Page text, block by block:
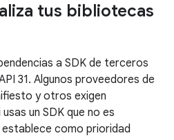
tus bibliotecas
a SDK de terceros
31. Algunos proveedores de
y otros exigen
un SDK que no es
establece como prioridad